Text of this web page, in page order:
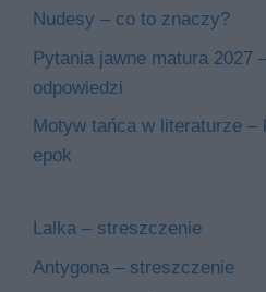
Nudesy – co to znaczy?
Pytania jawne matura 2027
odpowiedzi
Motyw tańca w literaturze
epok
Lalka – streszczenie
Antygona – streszczenie